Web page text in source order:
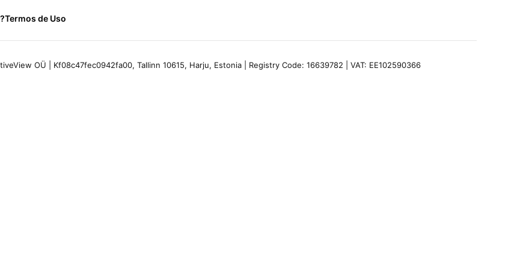
Termos de Uso
OÜ | Kf08c47fec0942fa00, Tallinn 10615, Harju, Estonia | Registry Code: 16639782 | VAT: EE102590366